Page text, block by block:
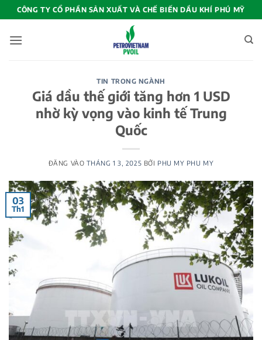
qua
nội
CÔNG TY CỔ PHẦN SẢN XUẤT VÀ CHẾ BIẾN DẦU KHÍ PHÚ MỸ
TIN TRONG NGÀNH
Giá dầu thế giới tăng hơn 1 USD
nhờ kỳ vọng vào kinh tế Trung
Quốc
ĐĂNG VÀO THÁNG 1 3, 2025 BỞI PHU MY PHU MY
03
Th1